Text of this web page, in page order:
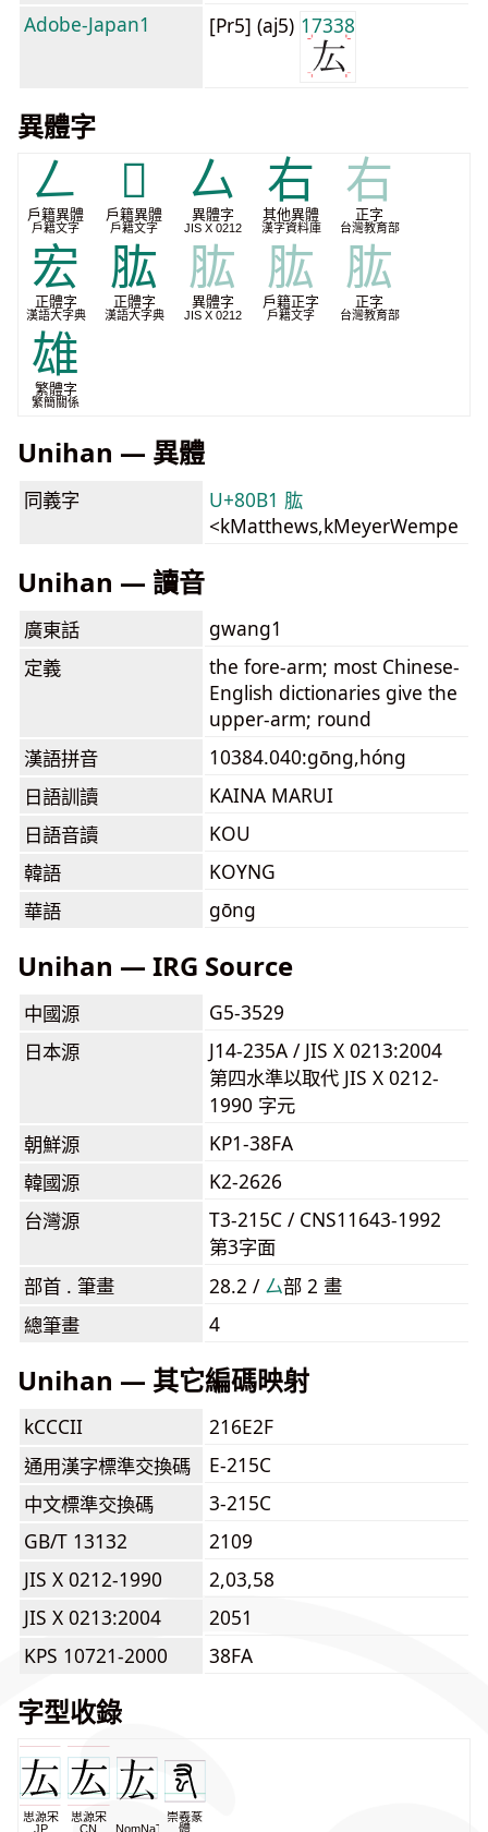
Adobe-Japan1
[Pr5] (aj5) 17338
異體字
𠃋
戶籍異體
戶籍文字
𠬟
戶籍異體
戶籍文字
厶
異體字
JIS X 0212
右
其他異體
漢字資料庫
右
正字
台灣教育部
宏
正體字
漢語大字典
肱
正體字
漢語大字典
肱
異體字
JIS X 0212
肱
戶籍正字
戶籍文字
肱
正字
台灣教育部
雄
繁體字
繁簡關係
Unihan — 異體
同義字
U+80B1 肱
<kMatthews,kMeyerWempe
Unihan — 讀音
廣東話
gwang1
定義
the fore-arm; most Chinese-
English dictionaries give the
upper-arm; round
漢語拼音
10384.040:gōng,hóng
日語訓讀
KAINA MARUI
日語音讀
KOU
韓語
KOYNG
華語
gōng
Unihan — IRG Source
中國源
G5-3529
日本源
J14-235A / JIS X 0213:2004
第四水準以取代 JIS X 0212-
1990 字元
朝鮮源
KP1-38FA
韓國源
K2-2626
台灣源
T3-215C / CNS11643-1992
第3字面
部首 . 筆畫
28.2 / ⼛部 2 畫
總筆畫
4
Unihan — 其它編碼映射
kCCCII
216E2F
通用漢字標準交換碼
E-215C
中文標準交換碼
3-215C
GB/T 13132
2109
JIS X 0212-1990
2,03,58
JIS X 0213:2004
2051
KPS 10721-2000
38FA
字型收錄
思源宋
JP
思源宋
CN
NomNaTong
崇羲篆
體